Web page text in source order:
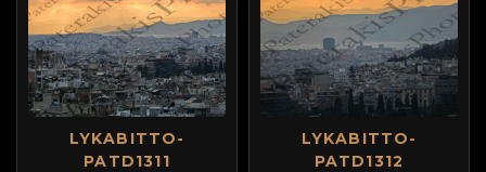
LYKABITTO-
PATD1311
LYKABITTO-
PATD1312